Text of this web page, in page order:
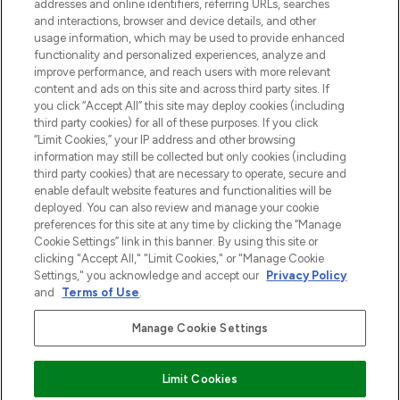
Cookie-toestemming
Do Not Sell or Share My Personal
Information
HELP & INFORMATIE
BEDRIJFSINFORMATIE
OVER LOOKFANTASTIC
Betaal veilig met
addresses and online identifiers, referring URLs, searches
and interactions, browser and device details, and other
usage information, which may be used to provide enhanced
functionality and personalized experiences, analyze and
improve performance, and reach users with more relevant
content and ads on this site and across third party sites. If
you click “Accept All” this site may deploy cookies (including
third party cookies) for all of these purposes. If you click
“Limit Cookies,” your IP address and other browsing
information may still be collected but only cookies (including
third party cookies) that are necessary to operate, secure and
enable default website features and functionalities will be
deployed. You can also review and manage your cookie
preferences for this site at any time by clicking the “Manage
Cookie Settings” link in this banner. By using this site or
clicking "Accept All," "Limit Cookies," or "Manage Cookie
Settings," you acknowledge and accept our Privacy Policy
and
Terms of Use.
Manage Cookie Settings
Limit Cookies